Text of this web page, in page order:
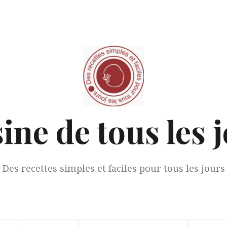
de tous les
Des recettes simples et faciles pour tous les jours